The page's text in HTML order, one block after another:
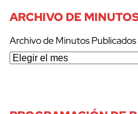
ARCHIVO DE
Archivo de Minutos Publicados